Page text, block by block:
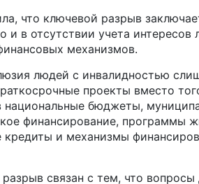
что ключевой разрыв
и в отсутствии учета
механизмов.
людей с инвалидностью
проекты вместо
национальные бюджеты,
финансирование, программы
кредиты и механизмы
связан с тем, что вопросы